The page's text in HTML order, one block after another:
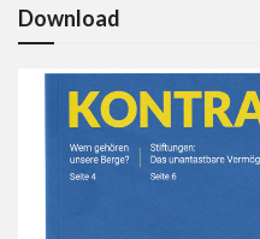
Download